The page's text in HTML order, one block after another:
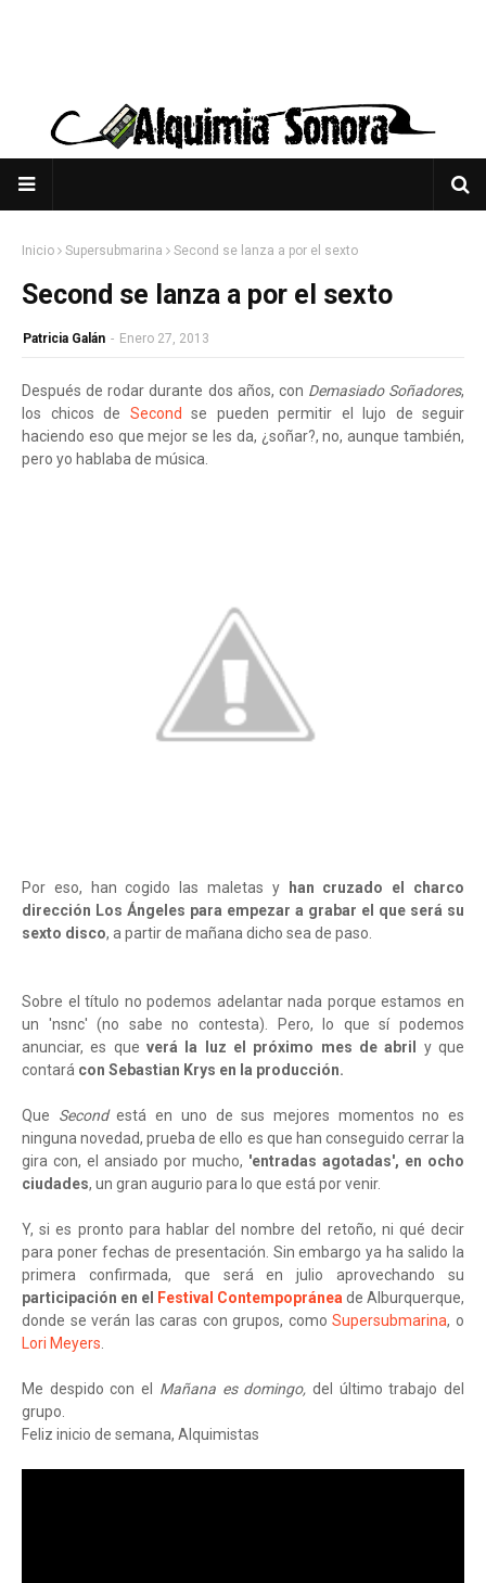
Inicio Supersubmarina Second se lanza a por el sexto
Second se lanza a por el sexto
Patricia Galán - Enero 27, 2013
Después de rodar durante dos años, con Demasiado Soñadores,
los chicos de Second se pueden permitir el lujo de seguir
haciendo eso que mejor se les da, ¿soñar?, no, aunque también,
pero yo hablaba de música.
Por eso, han cogido las maletas y
han cruzado el charco
dirección Los Ángeles para empezar a grabar el que será su
sexto disco, a partir de mañana dicho sea de paso.
Sobre el título no podemos adelantar nada porque estamos en
un 'nsnc' (no sabe no contesta). Pero, lo que sí podemos
anunciar, es que verá la luz el próximo mes de abril
y que
contará con Sebastian Krys en la producción.
Que Secondestá en uno de sus mejores momentos no es
ninguna novedad, prueba de ello es que han conseguido cerrar la
gira con, el ansiado por mucho, 'entradas agotadas', en ocho
ciudades, un gran augurio para lo que está por venir.
Y, si es pronto para hablar del nombre del retoño, ni qué decir
para poner fechas de presentación. Sin embargo ya ha salido la
primera confirmada, que será en julio aprovechando su
participación en el
Festival Contempopráneade Alburquerque,
donde se verán las caras con grupos, comoSupersubmarina, o
Lori Meyers.
Me despido con el Mañana es domingo, del último trabajo del
grupo.
Feliz inicio de semana, Alquimistas